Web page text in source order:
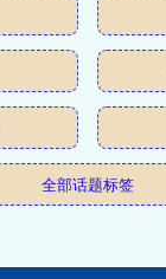
全部话题标签